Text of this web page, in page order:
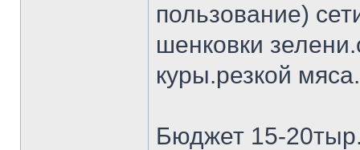
пользование)
шенковки
куры.резкой
Бюджет 15-